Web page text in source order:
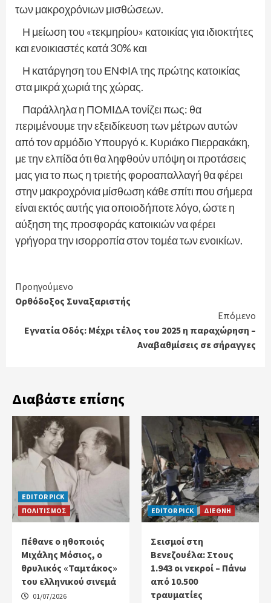
των μακροχρόνιων μισθώσεων.
Η μείωση του «τεκμηρίου» κατοικίας για ιδιοκτήτες
και ενοικιαστές κατά 30% και
Η κατάργηση του ΕΝΦΙΑ της πρώτης κατοικίας
στα μικρά χωριά της χώρας.
Παράλληλα η ΠΟΜΙΔΑ τονίζει πως: θα
περιμένουμε την εξειδίκευση των μέτρων αυτών
από τον αρμόδιο Υπουργό κ. Κυριάκο Πιερρακάκη,
με την ελπίδα ότι θα ληφθούν υπόψη οι προτάσεις
μας για το πως η τριετής φοροαπαλλαγή θα φέρει
στην μακροχρόνια μίσθωση κάθε σπίτι που σήμερα
είναι εκτός αυτής για οποιοδήποτε λόγο, ώστε η
αύξηση της προσφοράς κατοικιών να φέρει
γρήγορα την ισορροπία στον τομέα των ενοικίων.
Continue
Reading
Προηγούμενο
Ορθόδοξος Συναξαριστής
Επόμενο
Εγνατία Οδός: Μέχρι τέλος του 2025 η παραχώρηση –
Αναβαθμίσεις σε σήραγγες
Διαβάστε επίσης
EDITOR PICK
ΠΟΛΙΤΙΣΜΟΣ
Πέθανε ο ηθοποιός
Μιχάλης Μόσιος, ο
θρυλικός «Ταμτάκος»
του ελληνικού σινεμά
01/07/2026
EDITOR PICK ΔΙΕΘΝΗ
Σεισμοί στη
Βενεζουέλα: Στους
1.943 οι νεκροί – Πάνω
από 10.500
τραυματίες